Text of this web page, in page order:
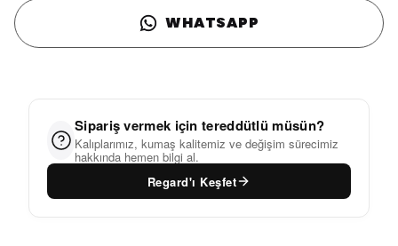
WHATSAPP
Sipariş vermek için tereddütlü müsün?
Kalıplarımız, kumaş kalitemiz ve değişim sürecimiz
hakkında hemen bilgi al.
Regard'ı Keşfet